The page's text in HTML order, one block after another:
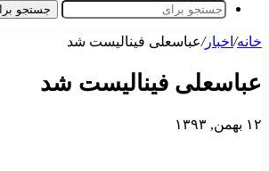
جستجو
خانه/ اخبار/عباسعلی فینالیست شد
عباسعلی فینالیست شد
۱۲ بهمن, ۱۳۹۳